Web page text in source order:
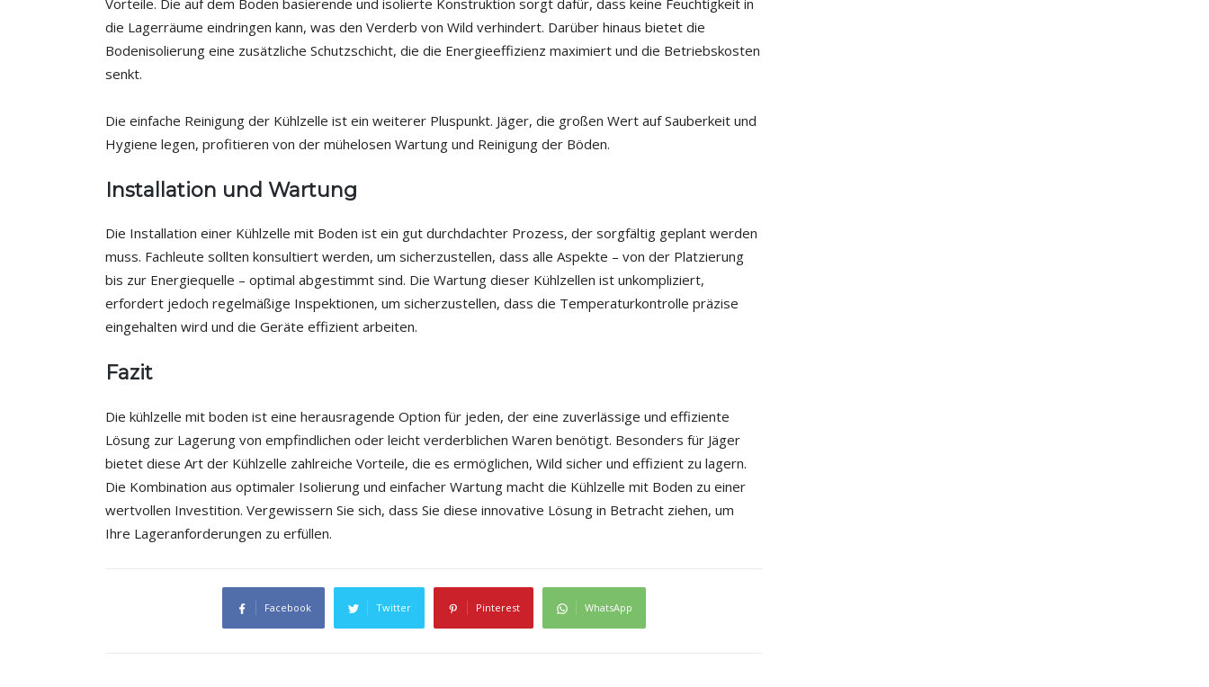
die Lagerräume eindringen kann, was den Verderb von Wild verhindert. Darüber hinaus bietet die
Bodenisolierung eine zusätzliche Schutzschicht, die die Energieeffizienz maximiert und die Betriebskosten
senkt.
Die einfache Reinigung der Kühlzelle ist ein weiterer Pluspunkt. Jäger, die großen Wert auf Sauberkeit und
Hygiene legen, profitieren von der mühelosen Wartung und Reinigung der Böden.
Installation und Wartung
Die Installation einer Kühlzelle mit Boden ist ein gut durchdachter Prozess, der sorgfältig geplant werden
muss. Fachleute sollten konsultiert werden, um sicherzustellen, dass alle Aspekte – von der Platzierung
bis zur Energiequelle – optimal abgestimmt sind. Die Wartung dieser Kühlzellen ist unkompliziert,
erfordert jedoch regelmäßige Inspektionen, um sicherzustellen, dass die Temperaturkontrolle präzise
eingehalten wird und die Geräte effizient arbeiten.
Fazit
Die kühlzelle mit boden ist eine herausragende Option für jeden, der eine zuverlässige und effiziente
Lösung zur Lagerung von empfindlichen oder leicht verderblichen Waren benötigt. Besonders für Jäger
bietet diese Art der Kühlzelle zahlreiche Vorteile, die es ermöglichen, Wild sicher und effizient zu lagern.
Die Kombination aus optimaler Isolierung und einfacher Wartung macht die Kühlzelle mit Boden zu einer
wertvollen Investition. Vergewissern Sie sich, dass Sie diese innovative Lösung in Betracht ziehen, um
Ihre Lageranforderungen zu erfüllen.
Facebook Twitter Pinterest WhatsApp